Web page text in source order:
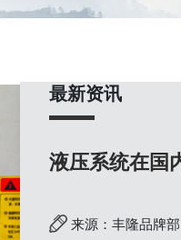
最新资讯
液压系统在国
来源：丰隆品牌部